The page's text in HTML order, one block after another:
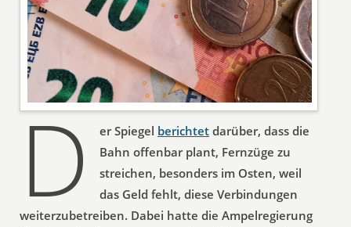
D er Spiegel berichtet darüber, dass die
Bahn offenbar plant, Fernzüge zu
streichen, besonders im Osten, weil
das Geld fehlt, diese Verbindungen
weiterzubetreiben. Dabei hatte die Ampelregierung